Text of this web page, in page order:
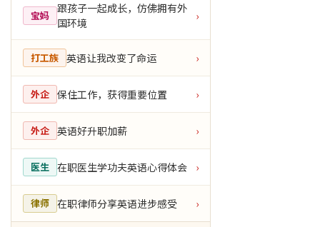
宝妈
跟孩子一起成长，仿佛拥有外
国环境
›
打工族 英语让我改变了命运 ›
外企 保住工作，获得重要位置 ›
外企 英语好升职加薪 ›
医生 在职医生学功夫英语心得体会 ›
律师 在职律师分享英语进步感受 ›